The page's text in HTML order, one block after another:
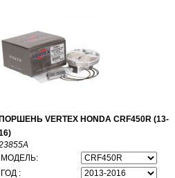
ПОРШЕНЬ VERTEX HONDA CRF450R (13-
МОДЕЛЬ:
ГОД :